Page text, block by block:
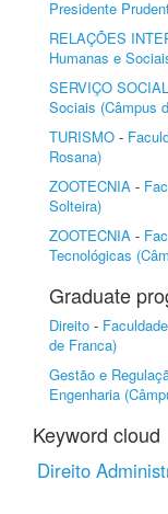
Presidente
RELAÇÕES
Humanas e
SERVIÇO SOCIAL
Sociais (Câmpus
TURISMO -
Rosana)
ZOOTECNIA -
Solteira)
ZOOTECNIA -
Tecnológicas
Graduate
Direito -
de Franca)
Gestão e
Engenharia
Keyword cloud
Direito